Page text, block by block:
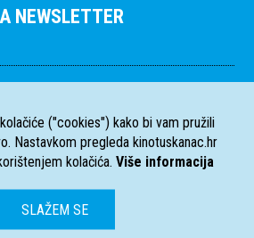
NEWSLETTER
("cookies") kako bi vam pružili
Nastavkom pregleda kinotuskanac.hr
kolačića. Više informacija
SLAŽEM SE